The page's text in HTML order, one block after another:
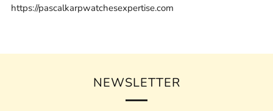
https://pascalkarpwatchesexpertise.com
NEWSLETTER